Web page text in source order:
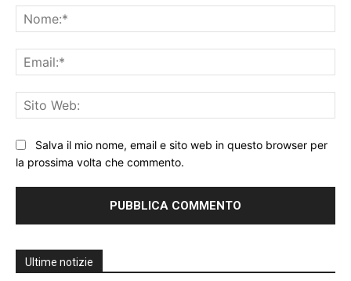
Salva il mio nome, email e sito web in questo browser per
la prossima volta che commento.
Ultime notizie